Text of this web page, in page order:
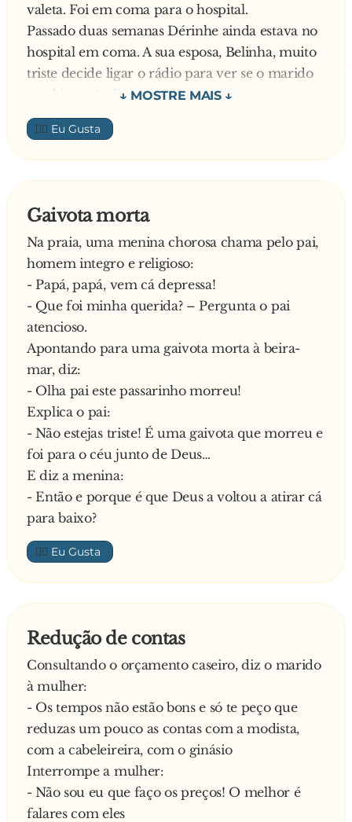
valeta. Foi em coma para o hospital.
Passado duas semanas Dérinhe ainda estava no
hospital em coma. A sua esposa, Belinha, muito
triste decide ligar o rádio para ver se o marido
arrebitava Ao ligar o rádio estava a ser
transmitido o relato do Basileia vs Sporting.
Como o marido é adepto do sporting a mulher
decidio não mudar de frequência.
Quando o sporting encaixou o 3º, Dérinho
- Desliga essa m*rda que eu já não posso com
esses camelos.
Grita de contente a mulher:
- Milagre Senhor!
—
👍🏼
Gaivota morta
Na praia, uma menina chorosa chama pelo pai,
homem integro e religioso:
- Papá, papá, vem cá depressa!
- Que foi minha querida? – Pergunta o pai
atencioso.
Apontando para uma gaivota morta à beira-
mar, diz:
- Olha pai este passarinho morreu!
Explica o pai:
- Não estejas triste! É uma gaivota que morreu e
foi para o céu junto de Deus…
E diz a menina:
- Então e porque é que Deus a voltou a atirar cá
para baixo?
👍🏼
Redução de contas
Consultando o orçamento caseiro, diz o marido
à mulher:
- Os tempos não estão bons e só te peço que
reduzas um pouco as contas com a modista,
com a cabeleireira, com o ginásio
Interrompe a mulher:
- Não sou eu que faço os preços! O melhor é
falares com eles